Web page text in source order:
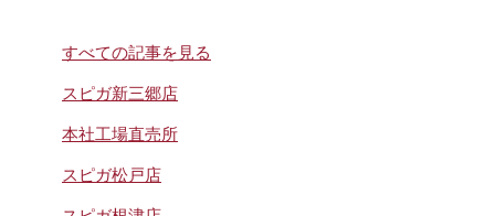
すべての記事を見る
スピガ新三郷店
本社工場直売所
スピガ松戸店